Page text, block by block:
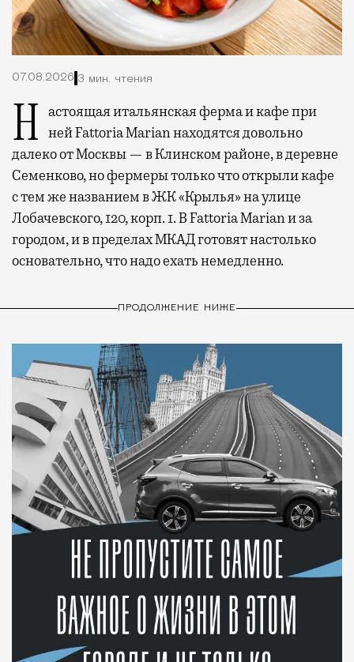
07.08.2026 3 мин. чтения
Настоящая итальянская ферма и кафе при ней Fattoria Marian находятся довольно
далеко от Москвы — в Клинском районе, в деревне
Семенково, но фермеры только что открыли кафе
с тем же названием в ЖК «Крылья» на улице
Лобачевского, 120, корп. 1. В Fattoria Marian и за
городом, и в пределах МКАД готовят настолько
основательно, что надо ехать немедленно.
ПРОДОЛЖЕНИЕ НИЖЕ